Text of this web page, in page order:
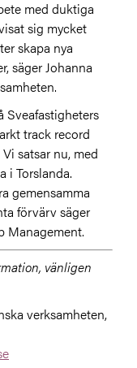
med duktiga
sig mycket
skapa nya
säger Johanna
Sveafastigheters
track record
satsar nu, med
i Torslanda.
gemensamma
förvärv säger
Management.
vänligen
verksamheten,